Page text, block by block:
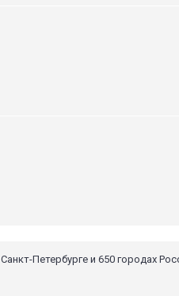
Петербурге и 650 городах